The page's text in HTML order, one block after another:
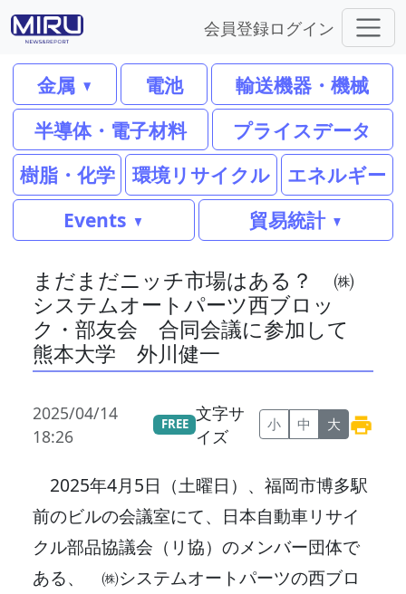
会員登録ログイン
金属 電池
輸送機器・機械
半導体・電子材料
プライスデータ
樹脂・化学
環境リサイクル
エネルギー
Events
貿易統計
まだまだニッチ市場はある？ ㈱
システムオートパーツ西ブロッ
ク・部友会 合同会議に参加して
熊本大学 外川健一
2025/04/14
18:26
FREE
文字サ
イズ
小 中 大
2025年4月5日（土曜日）、福岡市博多駅
前のビルの会議室にて、日本自動車リサイ
クル部品協議会（リ協）のメンバー団体で
ある、 ㈱システムオートパーツの西ブロ